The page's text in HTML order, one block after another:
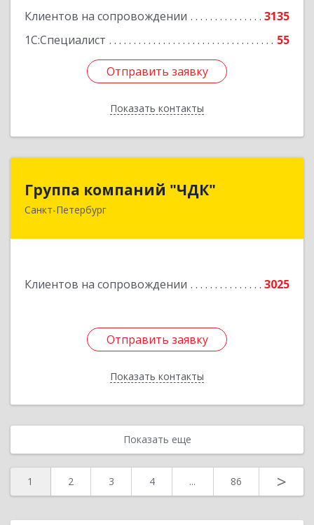
Клиентов на сопровождении
3135
1С:Специалист
55
Отправить заявку
Показать контакты
Отправить заявку
Назад
Группа компаний "ЧДК"
Санкт-Петербург
Клиентов на сопровождении 3025
Отправить заявку
Показать контакты
Группа компаний "ЧДК"
191119, Санкт-Петербург г, вн.тер.г.
Подробнее
Отправить заявку
Назад
Показать еще
1 2 3 4 ... 86 >